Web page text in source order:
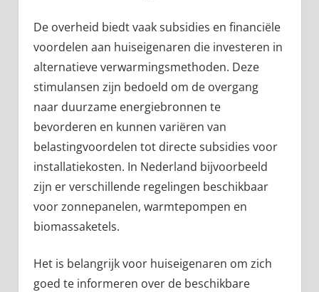
De overheid biedt vaak subsidies en financiële
voordelen aan huiseigenaren die investeren in
alternatieve verwarmingsmethoden. Deze
stimulansen zijn bedoeld om de overgang
naar duurzame energiebronnen te
bevorderen en kunnen variëren van
belastingvoordelen tot directe subsidies voor
installatiekosten. In Nederland bijvoorbeeld
zijn er verschillende regelingen beschikbaar
voor zonnepanelen, warmtepompen en
biomassaketels.
Het is belangrijk voor huiseigenaren om zich
goed te informeren over de beschikbare